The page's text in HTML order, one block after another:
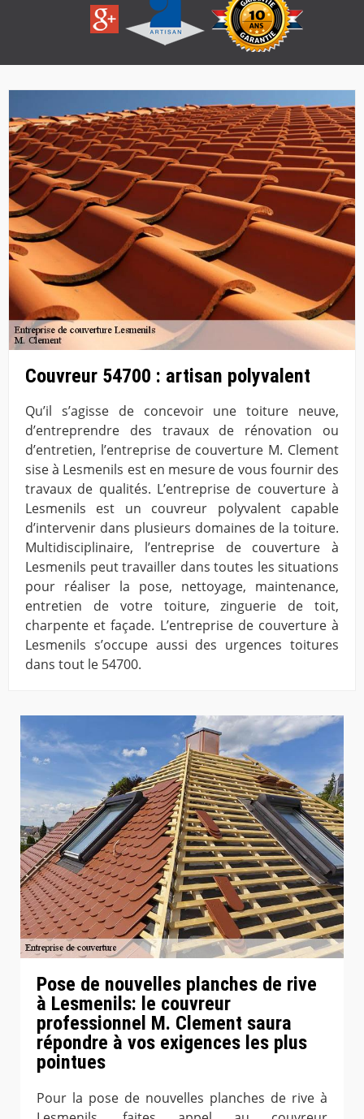
Couvreur 54700 : artisan polyvalent
Qu’il s’agisse de concevoir une toiture neuve,
d’entreprendre des travaux de rénovation ou
d’entretien, l’entreprise de couverture M. Clement
sise à Lesmenils est en mesure de vous fournir des
travaux de qualités. L’entreprise de couverture à
Lesmenils est un couvreur polyvalent capable
d’intervenir dans plusieurs domaines de la toiture.
Multidisciplinaire, l’entreprise de couverture à
Lesmenils peut travailler dans toutes les situations
pour réaliser la pose, nettoyage, maintenance,
entretien de votre toiture, zinguerie de toit,
charpente et façade. L’entreprise de couverture à
Lesmenils s’occupe aussi des urgences toitures
dans tout le 54700.
Pose de nouvelles planches de rive
à Lesmenils: le couvreur
professionnel M. Clement saura
répondre à vos exigences les plus
pointues
Pour la pose de nouvelles planches de rive à